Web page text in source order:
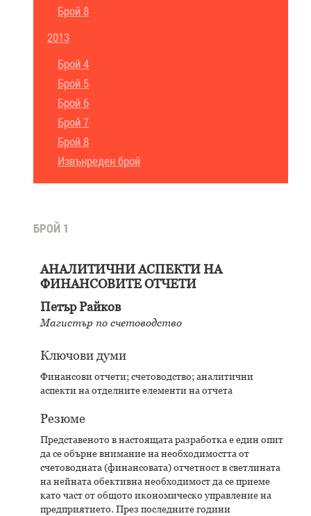
Брой 8
2013
Брой 4
Брой 5
Брой 6
Брой 7
Брой 8
Извънреден брой
БРОЙ 1
АНАЛИТИЧНИ АСПЕКТИ НА
ФИНАНСОВИТЕ ОТЧЕТИ
Петър Райков
Магистър по счетоводство
Ключови думи
Финансови отчети; счетоводство; аналитични
аспекти на отделните елементи на отчета
Резюме
Представеното в настоящата разработка е един опит
да се обърне внимание на необходимостта от
счетоводната (финансовата) отчетност в светлината
на нейната обективна необходимост да се приеме
като част от общото икономическо управление на
предприятието. През последните години